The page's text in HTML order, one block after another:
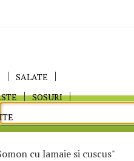
SALATE
SOSURI
cu lamaie si cuscus"